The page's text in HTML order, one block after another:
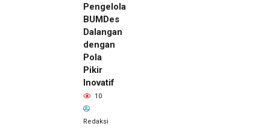
Pengelola
BUMDes
Dalangan
dengan
Pola
Pikir
Inovatif
10
Redaksi
2 hari lalu
Pemilik
Royal
Phone